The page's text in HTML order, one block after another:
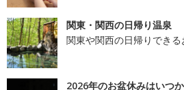
関東・関西の日帰り温泉
関東や関西の日帰りでき
2026年のお盆休みはいつ